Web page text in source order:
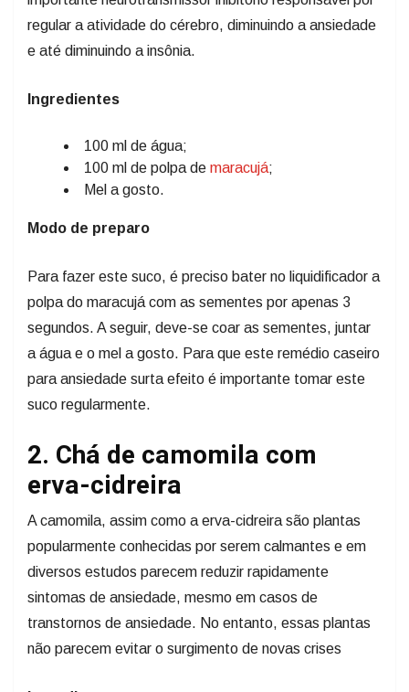
regular a atividade do cérebro, diminuindo a ansiedade
e até diminuindo a insônia.
Ingredientes
100 ml de água;
100 ml de polpa de maracujá;
Mel a gosto.
Modo de preparo
Para fazer este suco, é preciso bater no liquidificador a
polpa do maracujá com as sementes por apenas 3
segundos. A seguir, deve-se coar as sementes, juntar
a água e o mel a gosto. Para que este remédio caseiro
para ansiedade surta efeito é importante tomar este
suco regularmente.
2. Chá de camomila com
erva-cidreira
A camomila, assim como a erva-cidreira são plantas
popularmente conhecidas por serem calmantes e em
diversos estudos parecem reduzir rapidamente
sintomas de ansiedade, mesmo em casos de
transtornos de ansiedade. No entanto, essas plantas
não parecem evitar o surgimento de novas crises